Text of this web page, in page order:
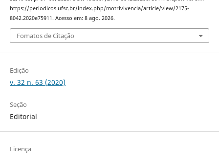
https://periodicos.ufsc.br/index.php/motrivivencia/article/view/2175-
8042.2020e75911. Acesso em: 8 ago. 2026.
Fomatos de Citação
Edição
v. 32 n. 63 (2020)
Seção
Editorial
Licença